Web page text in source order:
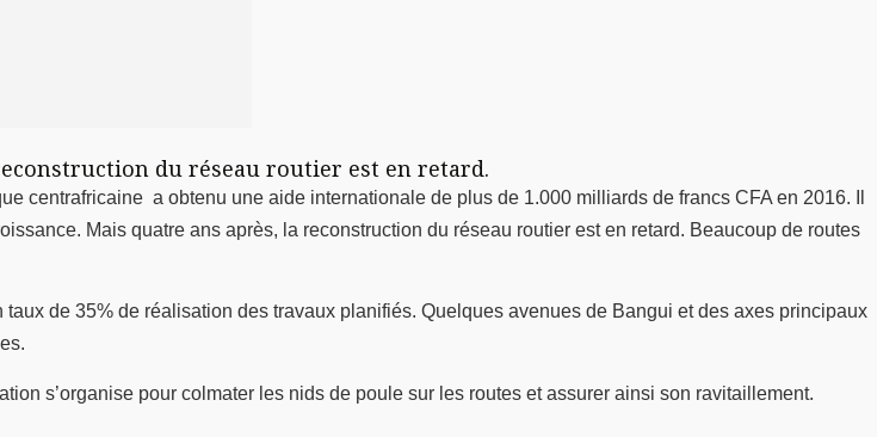
du réseau routier est en retard.
centrafricaine a obtenu une aide internationale de plus de 1.000 milliards de francs CFA en 2016. Il
Mais quatre ans après, la reconstruction du réseau routier est en retard. Beaucoup de routes
de 35% de réalisation des travaux planifiés. Quelques avenues de Bangui et des axes principaux
s’organise pour colmater les nids de poule sur les routes et assurer ainsi son ravitaillement.